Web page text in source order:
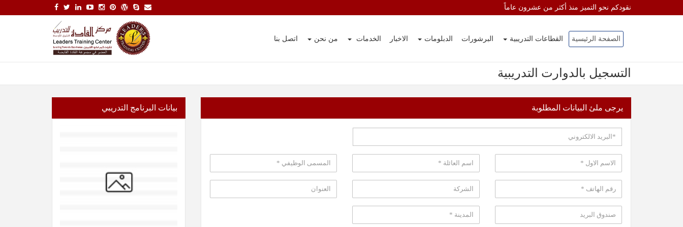
نقودكم نحو التميز منذ أكثر من عشرون عاماً
الصفحة الرئيسية القطاعات التدريبية البرشورات الدبلومات الاخبار الخدمات من نحن اتصل بنا
التسجيل بالدوارت التدريبية
يرجى ملئ البيانات المطلوبة بيانات البرنامج التدريبي